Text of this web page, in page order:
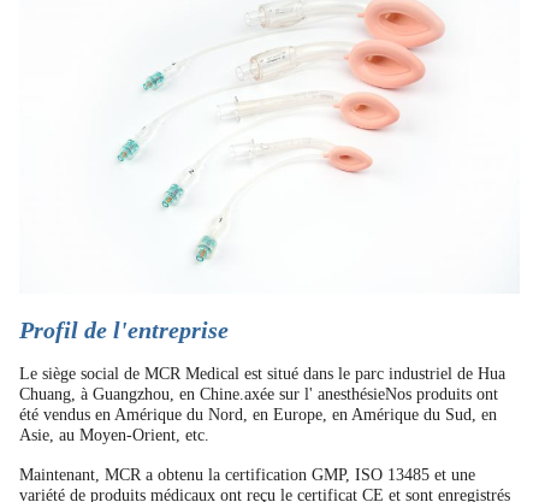
Profil de l'entreprise
Le siège social de MCR Medical est situé dans le parc industriel de Hua
Chuang, à Guangzhou, en Chine.axée sur l' anesthésieNos produits ont
été vendus en Amérique du Nord, en Europe, en Amérique du Sud, en
Asie, au Moyen-Orient, etc.
Maintenant, MCR a obtenu la certification GMP, ISO 13485 et une
variété de produits médicaux ont reçu le certificat CE et sont enregistrés